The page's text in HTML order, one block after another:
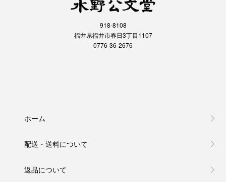
918-8108
福井県福井市春日3丁目1107
0776-36-2676
ホーム
配送・送料について
返品について